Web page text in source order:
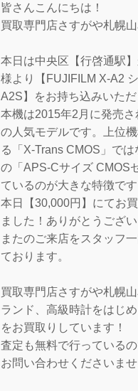
皆さんこんにちは！
買取専門店さすがや札幌山
本日は中央区【行啓通駅
様より【FUJIFILM X-A2
A2S】をお持ち込みいただ
本機は2015年2月に発売
の人気モデルです。上位
る「X-Trans CMOS」で
の「APS-Cサイズ CMOS
ているのが大きな特徴です
本日【30,000円】にてお
ました！ありがとうござい
またのご来店をスタッフ
ております。
買取専門店さすがや札幌
ランド、高級時計をはじ
をお買取りしています！
査定も無料で行っている
お問い合わせくださいませ